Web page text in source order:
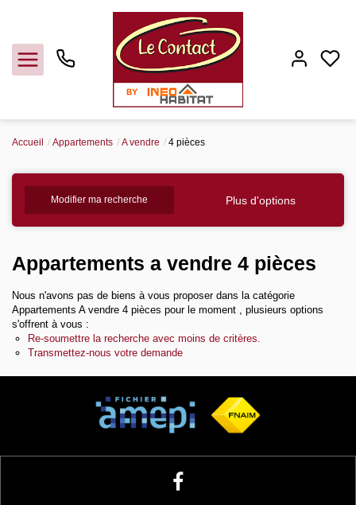
Acheter
Louer
Gerer
Syndic
Notre agence
Accueil Appartements A vendre 4 pièces
Modifier ma recherche Plus d'options
Appartements a vendre 4 pièces
Nous n'avons pas de biens à vous proposer dans la catégorie
Appartements A vendre 4 pièces pour le moment , plusieurs options
s'offrent à vous :
Re-soumettre la recherche avec moins de critères.
Transmettez-nous votre demande